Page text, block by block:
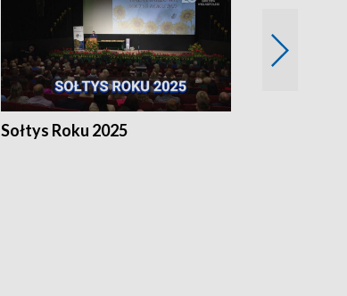
Sołtys Roku 2025